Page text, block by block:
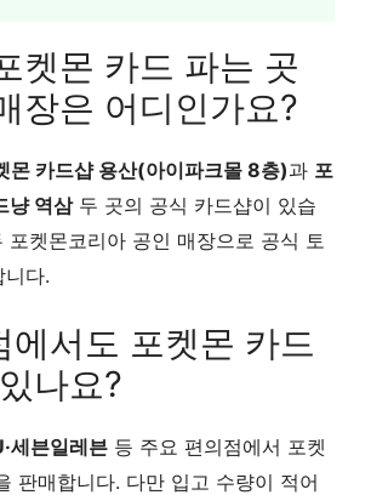
켓몬 카드 파는 곳
장은 어디인가요?
몬 카드샵 용산(아이파크몰 8층)과 포
냥 역삼두 곳의 공식 카드샵이 있습
포켓몬코리아 공인 매장으로 공식 토
니다.
에서도 포켓몬 카드
나요?
세븐일레븐 등 주요 편의점에서 포켓
판매합니다. 다만 입고 수량이 적어